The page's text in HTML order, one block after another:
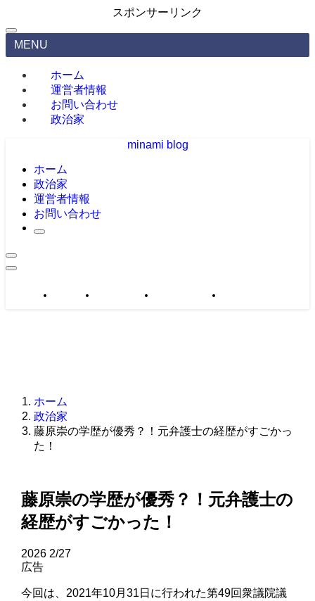
スポンサーリンク
MENU
ホーム
運営者情報
お問い合わせ
政治家
minami blog
ホーム
政治家
運営者情報
お問い合わせ
政治家 運営者情報 お問い合わせ
ホーム
政治家
藤原崇の学歴が優秀？！元弁護士の経歴がすごかっ
た！
藤原崇の学歴が優秀？！元弁護士の
経歴がすごかった！
2026 2/27
広告
今回は、2021年10月31日に行われた第49回衆議院議